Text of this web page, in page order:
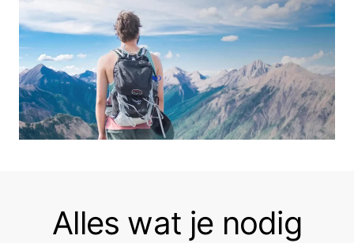
Alles wat je nodig